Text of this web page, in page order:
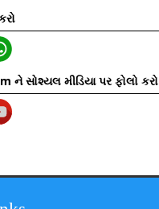
ને સોશ્યલ મીડિયા પર ફોલો કરો